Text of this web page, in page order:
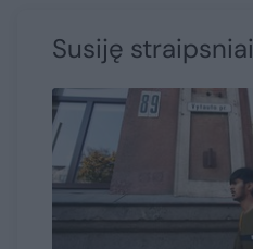
Susiję straipsniai